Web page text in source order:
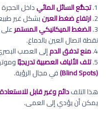
1. تجمُّع السائل المائيداخل
2. ارتفاع ضغط العينبشكل غير
3. الضغط الميكانيكي المستمرعلى
نقطة اتصال العين بالدماغ.
4. منع تدفق الدمإلى العصب
5. تلف الألياف العصبية تدريجيًا
(Blind Spots)
في مجال الرؤية.
هذا التلفدائم وغير قابل للاستعادة
يمكن أن يؤدي إلى العمى.